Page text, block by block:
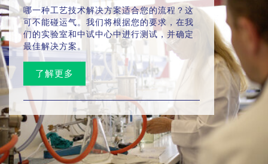
哪一种工艺技术解决方案适合您的流程？这
可不能碰运气。我们将根据您的要求，在我
们的实验室和中试中心中进行测试，并确定
最佳解决方案。
了解更多